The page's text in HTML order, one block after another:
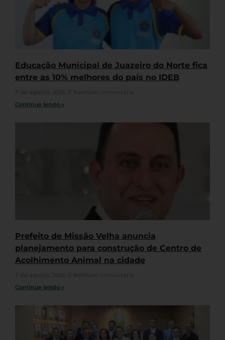
Educação Municipal de Juazeiro do Norte fica
entre as 10% melhores do país no IDEB
Continue lendo »
Prefeito de Missão Velha anuncia
planejamento para construção de Centro de
Acolhimento Animal na cidade
Continue lendo »